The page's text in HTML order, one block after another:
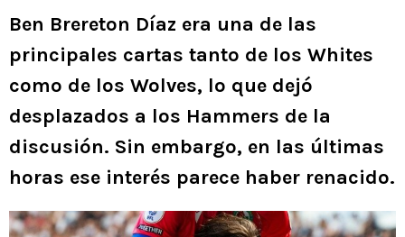
Ben Brereton Díaz era una de las
principales cartas tanto de los Whites
como de los Wolves, lo que dejó
desplazados a los Hammers de la
discusión. Sin embargo, en las últimas
horas ese interés parece haber renacido.